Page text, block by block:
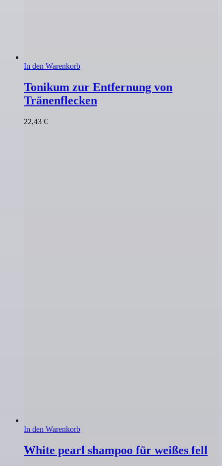
In den Warenkorb
Tonikum zur Entfernung von
Tränenflecken
22,43 €
In den Warenkorb
White pearl shampoo für weißes fell